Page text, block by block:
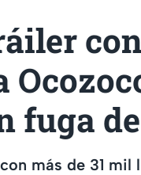
fuga
más de 31